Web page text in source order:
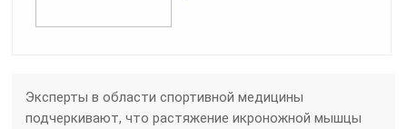
Эксперты в области спортивной медицины
подчеркивают, что растяжение икроножной мышцы